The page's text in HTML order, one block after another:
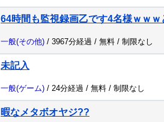
64時間も監視録画乙です4名様ｗｗ
一般(その他) / 3967分経過 / 無料 / 制限なし
未記入
一般(ゲーム) / 24分経過 / 無料 / 制限なし
暇なメタボオヤジ??